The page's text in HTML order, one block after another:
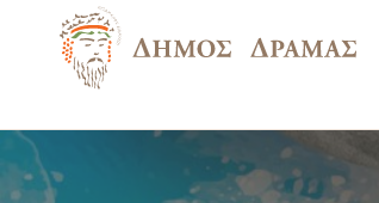
Πρόσκληση εκδήλωσης ενδιαφέροντος
υποβολής προσφοράς για την Προμήθεια
έντυπου υλικού για τις Γενικές
Βουλευτικές Εκλογές της 25ης Ιουνίου